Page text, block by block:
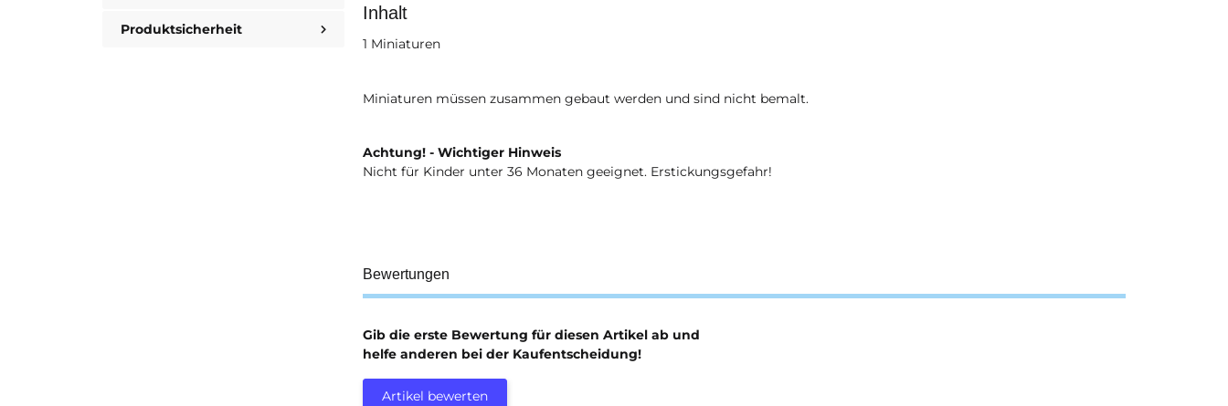
Produktsicherheit
Inhalt
1 Miniaturen
Miniaturen müssen zusammen gebaut werden und sind nicht bemalt.
Achtung! - Wichtiger Hinweis
Nicht für Kinder unter 36 Monaten geeignet. Erstickungsgefahr!
Bewertungen
Gib die erste Bewertung für diesen Artikel ab und
helfe anderen bei der Kaufentscheidung!
Artikel bewerten